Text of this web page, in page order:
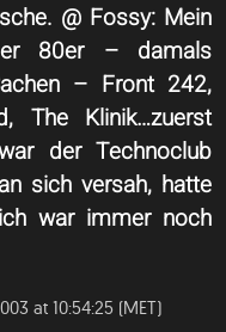
@ Fossy: Mein
80er – damals
– Front 242,
The Klinik…zuerst
der Technoclub
sich versah, hatte
war immer noch
at 10:54:25 (MET)